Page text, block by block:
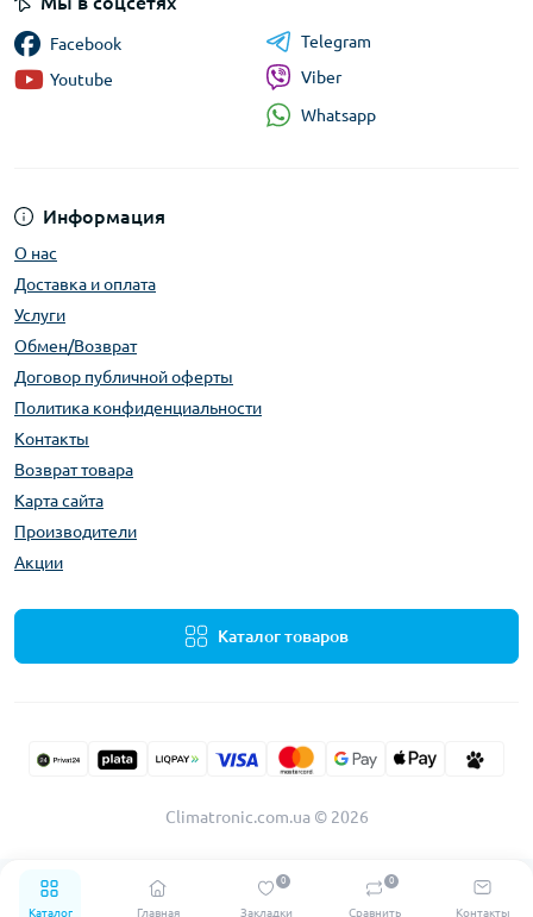
Каталог Главная Закладки
0
Сравнить
0
Контакты
Информация
О нас
Доставка и оплата
Услуги
Обмен/Возврат
Договор публичной оферты
Политика конфиденциальности
Контакты
Возврат товара
Карта сайта
Производители
Акции
Каталог товаров
Facebook
Youtube
Telegram
Viber
Whatsapp
Climatronic.com.ua © 2026